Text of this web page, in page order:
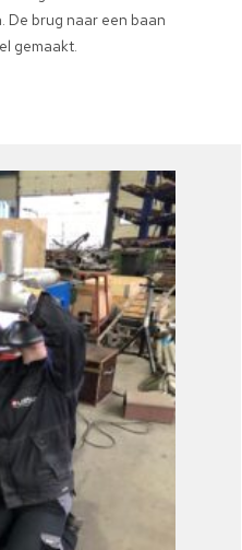
brug naar een baan
gemaakt.